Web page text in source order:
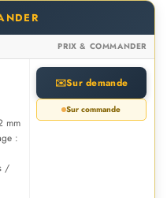
PRIX & COMMANDER
mm
:
/
✉️Sur demande
Sur commande